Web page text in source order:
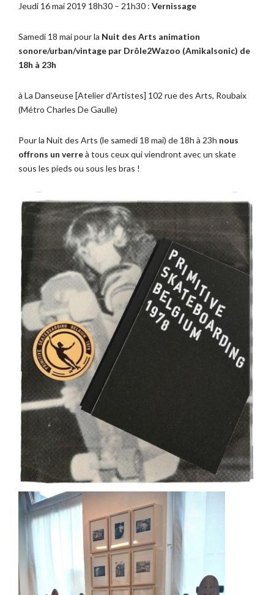
Jeudi 16 mai 2019 18h30 – 21h30 : Vernissage
Samedi 18 mai pour la Nuit des Arts animation
sonore/urban/vintage par Drôle2Wazoo (Amikalsonic) de
18h à 23h
à La Danseuse [Atelier d’Artistes] 102 rue des Arts, Roubaix
(Métro Charles De Gaulle)
Pour la Nuit des Arts (le samedi 18 mai) de 18h à 23h nous
offrons un verreà tous ceux qui viendront avec un skate
sous les pieds ou sous les bras !